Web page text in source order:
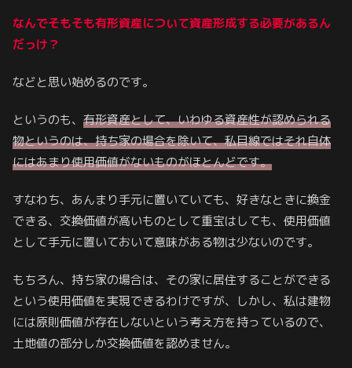
なんでそもそも有形資産について資産形成する必要があるん
だっけ？
などと思い始めるのです。
というのも、 有形資産として、いわゆる資産性が認められる
物というのは、持ち家の場合を除いて、私目線ではそれ自体
にはあまり使用価値がないものがほとんどです。
すなわち、あんまり手元に置いていても、好きなときに換金
できる、交換価値が高いものとして重宝はしても、使用価値
として手元に置いておいて意味がある物は少ないのです。
もちろん、持ち家の場合は、その家に居住することができる
という使用価値を実現できるわけですが、しかし、私は建物
には原則価値が存在しないという考え方を持っているので、
土地値の部分しか交換価値を認めません。